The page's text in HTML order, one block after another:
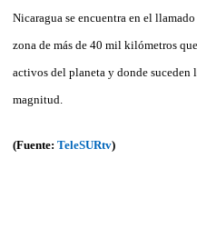
Nicaragua se encuentra en el
zona de más de 40 mil kilómetros
activos del planeta y donde suceden
magnitud.
(Fuente: TeleSURtv)